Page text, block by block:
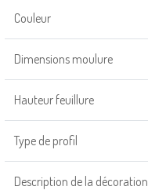
Couleur
Dimensions moulure
Hauteur feuillure
Type de profil
Description de la décoration